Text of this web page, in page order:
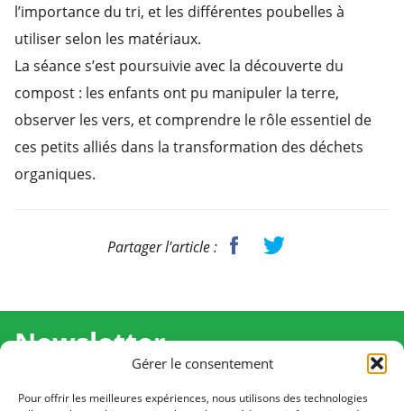
Gérer le consentement
Pour offrir les meilleures expériences, nous utilisons des technologies
l’importance du tri, et les différentes poubelles à
utiliser selon les matériaux.
La séance s’est poursuivie avec la découverte du
compost : les enfants ont pu manipuler la terre,
observer les vers, et comprendre le rôle essentiel de
ces petits alliés dans la transformation des déchets
organiques.
Partager l'article :
Newsletter
Recevez l'actualité de Ma Chance Moi Aussi pour en
savoir plus sur nos temps forts et nos résultats.